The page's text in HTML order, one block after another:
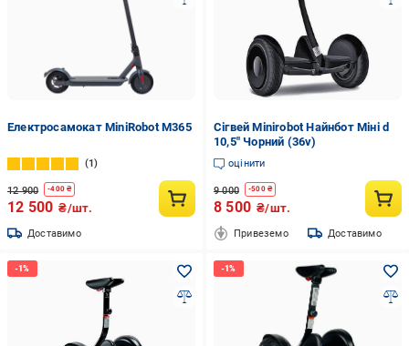
Електросамокат MiniRobot M365
1
12 900 -400 ₴
12 500 ₴/шт.
Доставимо
Сігвей Minirobot Найнбот Міні d
10,5" Чорний (36v)
оцінити
9 000 -500₴
8 500 ₴/шт.
Привеземо Доставимо